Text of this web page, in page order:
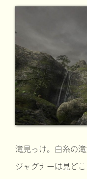
滝見っけ。白糸の
ジャグナーは見ど